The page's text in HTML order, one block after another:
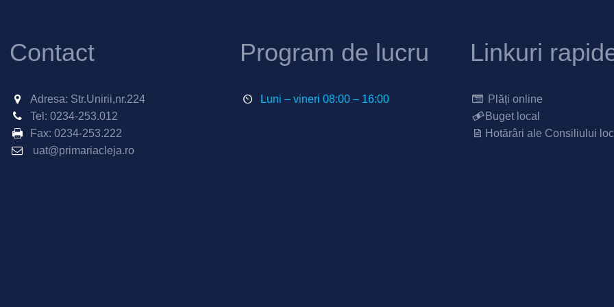
Contact
Adresa: Str.Unirii,nr.224
Tel: 0234-253.012
Fax: 0234-253.222
uat@primariacleja.ro
Program de lucru
Luni – vineri 08:00 – 16:00
Linkuri
Plăți online
Buget local
Hotărâri ale Consiliului